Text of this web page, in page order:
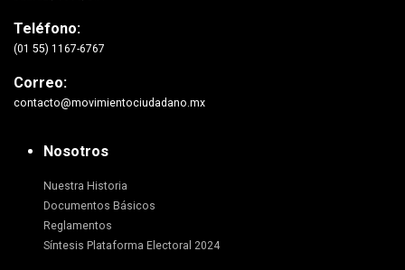
Teléfono:
(01 55) 1167-6767
Correo:
contacto@movimientociudadano.mx
Nosotros
Nuestra Historia
Documentos Básicos
Reglamentos
Síntesis Plataforma Electoral 2024